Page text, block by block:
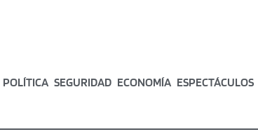
POLÍTICA SEGURIDAD ECONOMÍA ESPECTÁCULOS